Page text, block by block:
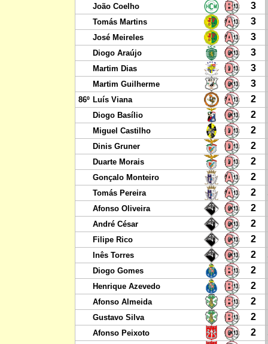
João Coelho 3
Tomás Martins 3
José Meireles 3
Diogo Araújo 3
Martim Dias 3
Martim Guilherme 3
86º Luís Viana 2
Diogo Basílio 2
Miguel Castilho 2
Dinis Gruner 2
Duarte Morais 2
Gonçalo Monteiro 2
Tomás Pereira 2
Afonso Oliveira 2
André César 2
Filipe Rico 2
Inês Torres 2
Diogo Gomes 2
Henrique Azevedo 2
Afonso Almeida 2
Gustavo Silva 2
Afonso Peixoto 2